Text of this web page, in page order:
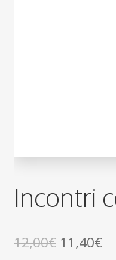
Incontri
12,00€ Il
11,40€Il